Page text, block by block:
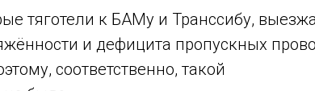
тяготели к БАМу и Транссибу,
и дефицита пропускных
соответственно, такой